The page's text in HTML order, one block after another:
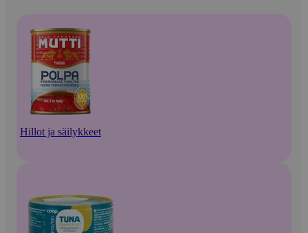
Hillot ja säilykkeet